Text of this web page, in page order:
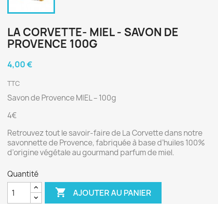
LA CORVETTE- MIEL - SAVON DE
PROVENCE 100G
4,00 €
TTC
Savon de Provence MIEL – 100g
4€
Retrouvez tout le savoir-faire de La Corvette dans notre
savonnette de Provence, fabriquée à base d’huiles 100%
d’origine végétale au gourmand parfum de miel.
Quantité
 AJOUTER AU PANIER